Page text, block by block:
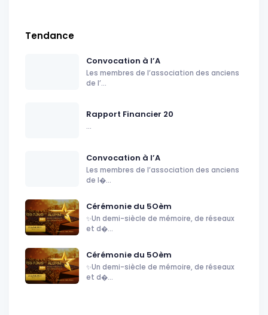
Tendance
Convocation à l’A
Les membres de l’association des anciens
de l’...
Rapport Financier 20
...
Convocation à l’A
Les membres de l’association des anciens
de l�...
Cérémonie du 5Oèm
✨Un demi-siècle de mémoire, de réseaux
et d�...
Cérémonie du 5Oèm
✨Un demi-siècle de mémoire, de réseaux
et d�...